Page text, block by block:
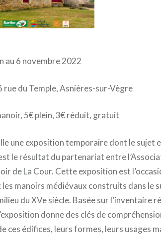
au 6 novembre 2022
rue du Temple, Asnières-sur-Vègre
5€ plein, 3€ réduit, gratuit
une exposition temporaire dont le sujet
le résultat du partenariat entre
de La Cour. Cette exposition est
manoirs médiévaux construits dans le
du XVe siècle. Basée sur l’inventaire
donne des clés de
édifices, leurs formes, leurs usages